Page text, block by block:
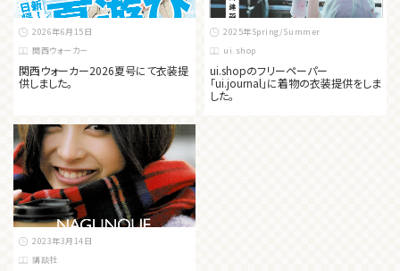
2026年6月15日
関西ウォーカー
関西ウォーカー2026夏号にて衣装提
供しました。
2025年Spring/Summer
ui.shop
ui.shopのフリーペーパー
「ui.journal」に着物の衣装提供をしま
した。
2023年3月14日
講談社